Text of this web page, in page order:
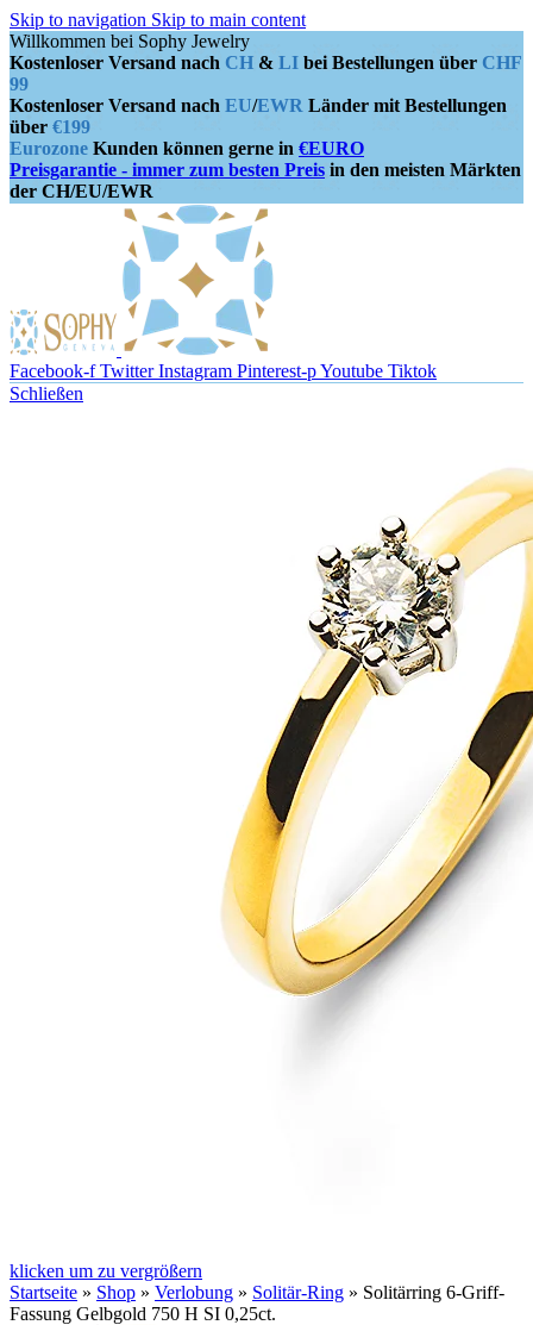
Skip to navigation Skip to main content
Willkommen bei Sophy Jewelry
Kostenloser Versand nach CH & LI bei Bestellungen über CHF
99
Kostenloser Versand nach EU/EWR Länder mit Bestellungen
über €199
Eurozone Kunden können gerne in €EURO
Preisgarantie - immer zum besten Preis in den meisten Märkten
der CH/EU/EWR
Facebook-f Twitter Instagram Pinterest-pYoutube Tiktok
Schließen
klicken um zu vergrößern
Startseite » Shop » Verlobung » Solitär-Ring » Solitärring 6-Griff-
Fassung Gelbgold 750 H SI 0,25ct.